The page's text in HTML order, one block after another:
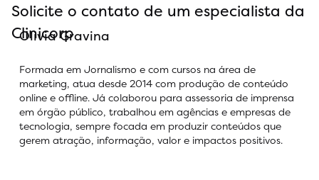
Solicite o contato de um especialista da
Clinicorp
Olivia Gravina
Formada em Jornalismo e com cursos na área de
marketing, atua desde 2014 com produção de conteúdo
online e offline. Já colaborou para assessoria de imprensa
em órgão público, trabalhou em agências e empresas de
tecnologia, sempre focada em produzir conteúdos que
gerem atração, informação, valor e impactos positivos.